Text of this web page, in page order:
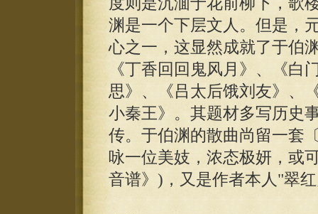
渊是一个下层文人。但是，
心之一，这显然成就了于伯
《丁香回回鬼风月》、《白
思》、《吕太后饿刘友》、
小秦王》。其题材多写历史
传。于伯渊的散曲尚留一套
咏一位美妓，浓态极妍，或
音谱》)，又是作者本人"翠